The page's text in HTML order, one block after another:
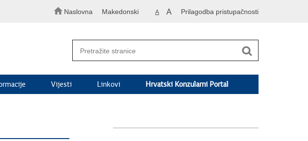
Naslovna Makedonski A A Prilagodba pristupačnosti
Vijesti Linkovi Hrvatski Konzularni Portal